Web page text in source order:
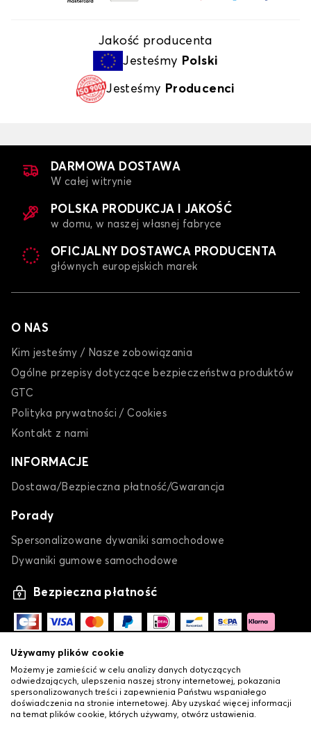
Jakość producenta
Jesteśmy Polski
Jesteśmy Producenci
DARMOWA DOSTAWA
W całej witrynie
POLSKA PRODUKCJA I JAKOŚĆ
w domu, w naszej własnej fabryce
OFICJALNY DOSTAWCA PRODUCENTA
głównych europejskich marek
O NAS
Kim jesteśmy / Nasze zobowiązania
Ogólne przepisy dotyczące bezpieczeństwa produktów
GTC
Polityka prywatności / Cookies
Kontakt z nami
INFORMACJE
Dostawa/Bezpieczna płatność/Gwarancja
Porady
Spersonalizowane dywaniki samochodowe
Dywaniki gumowe samochodowe
Bezpieczna płatność
Używamy plików cookie
Możemy je zamieścić w celu analizy danych dotyczących
odwiedzających, ulepszenia naszej strony internetowej, pokazania
spersonalizowanych treści i zapewnienia Państwu wspaniałego
doświadczenia na stronie internetowej. Aby uzyskać więcej informacji
na temat plików cookie, których używamy, otwórz ustawienia.